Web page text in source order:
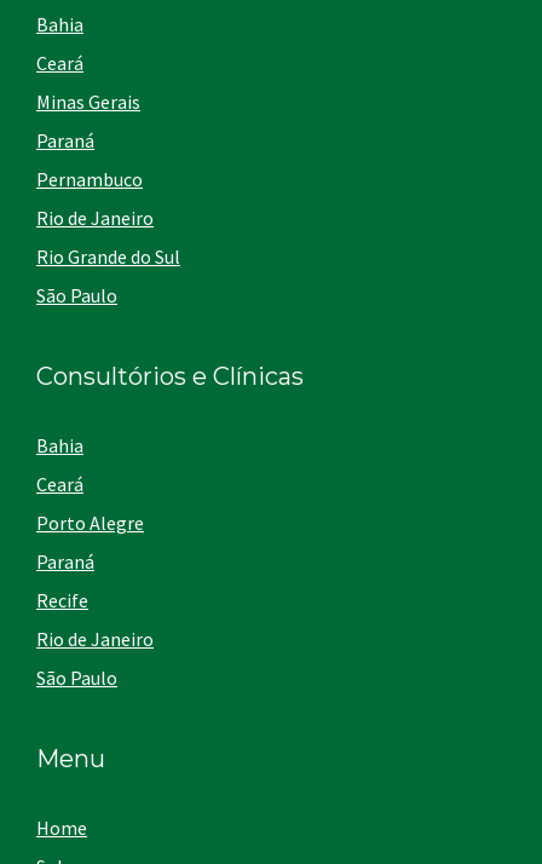
Bahia
Ceará
Minas Gerais
Paraná
Pernambuco
Rio de Janeiro
Rio Grande do Sul
São Paulo
Consultórios e Clínicas
Bahia
Ceará
Porto Alegre
Paraná
Recife
Rio de Janeiro
São Paulo
Menu
Home